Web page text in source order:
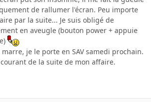
de rallumer l'écran. Peu importe
par la suite... Je suis obligé de
en aveugle (bouton power + appuie
je le porte en SAV samedi prochain.
de la suite de mon affaire.